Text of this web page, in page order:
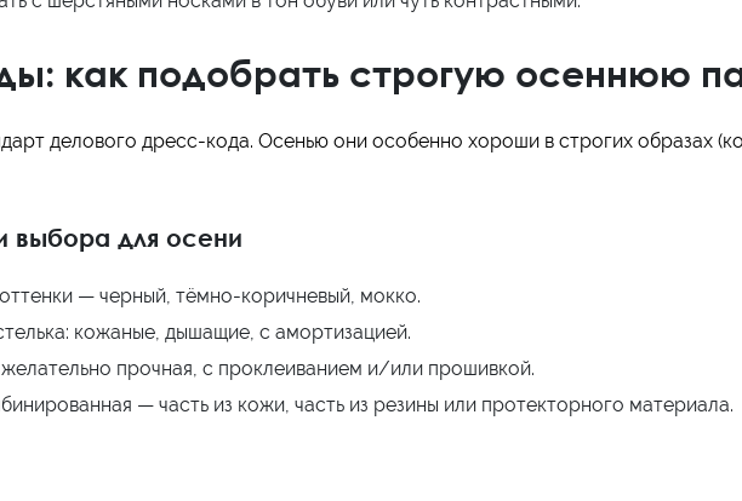
как подобрать строгую осеннюю
делового дресс-кода. Осенью они особенно хороши в строгих образах
выбора для осени
— черный, тёмно-коричневый, мокко.
кожаные, дышащие, с амортизацией.
желательно прочная, с проклеиванием и/или прошивкой.
— часть из кожи, часть из резины или протекторного материала.